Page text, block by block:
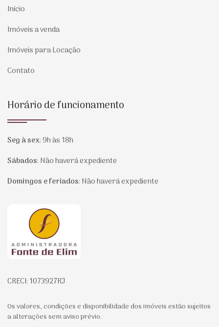
Início
Imóveis a venda
Imóveis para Locação
Contato
Horário de funcionamento
Seg à sex:9h às 18h
Sábados: Não haverá expediente
Domingos e feriados: Não haverá expediente
Página inicial
CRECI: 1073927RJ
Os valores, condições e disponibilidade dos imóveis estão sujeitos
a alterações sem aviso prévio.